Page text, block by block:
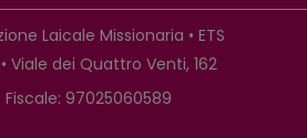
Laicale Missionaria • ETS
Viale dei Quattro Venti, 162
97025060589